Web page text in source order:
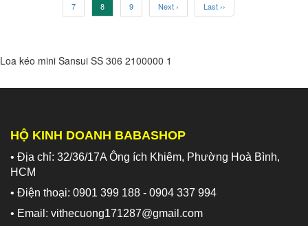
7
8 9 Next › Last ››
Loa kéo mini Sansui SS 306 2100000 1
HỘ KINH DOANH BABASHOP
• Địa chỉ: 32/36/17A Ông ích Khiêm, Phường Hoà Bình,
HCM
• Điện thoại: 0901 399 188 - 0904 337 994
• Email: vithecuong171287@gmail.com